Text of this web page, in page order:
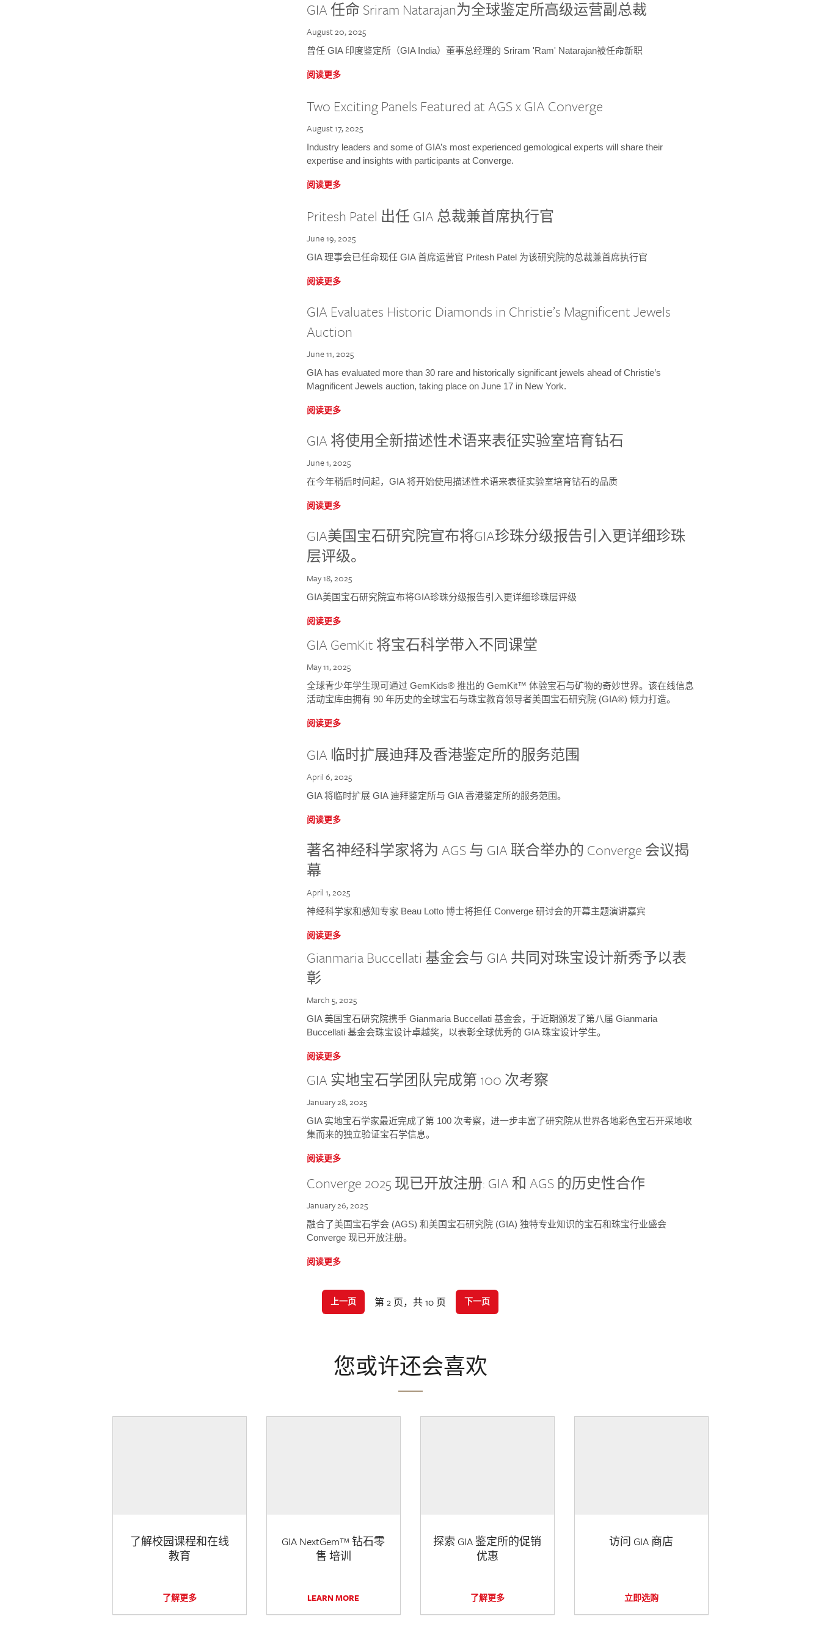
GIA 任命 Sriram Natarajan为全球鉴定所高级运营副总裁
August 20, 2025
曾任 GIA 印度鉴定所（GIA India）董事总经理的 Sriram 'Ram' Natarajan被任命新职
阅读更多
Two Exciting Panels Featured at AGS x GIA Converge
August 17, 2025
Industry leaders and some of GIA’s most experienced gemological experts will share their
expertise and insights with participants at Converge.
阅读更多
Pritesh Patel 出任 GIA 总裁兼首席执行官
June 19, 2025
GIA 理事会已任命现任 GIA 首席运营官 Pritesh Patel 为该研究院的总裁兼首席执行官
阅读更多
GIA Evaluates Historic Diamonds in Christie’s Magnificent Jewels
Auction
June 11, 2025
GIA has evaluated more than 30 rare and historically significant jewels ahead of Christie’s
Magnificent Jewels auction, taking place on June 17 in New York.
阅读更多
GIA 将使用全新描述性术语来表征实验室培育钻石
June 1, 2025
在今年稍后时间起，GIA 将开始使用描述性术语来表征实验室培育钻石的品质
阅读更多
GIA美国宝石研究院宣布将GIA珍珠分级报告引入更详细珍珠
层评级。
May 18, 2025
GIA美国宝石研究院宣布将GIA珍珠分级报告引入更详细珍珠层评级
阅读更多
GIA GemKit 将宝石科学带入不同课堂
May 11, 2025
全球青少年学生现可通过 GemKids® 推出的 GemKit™ 体验宝石与矿物的奇妙世界。该在线信息
活动宝库由拥有 90 年历史的全球宝石与珠宝教育领导者美国宝石研究院 (GIA®) 倾力打造。
阅读更多
GIA 临时扩展迪拜及香港鉴定所的服务范围
April 6, 2025
GIA 将临时扩展 GIA 迪拜鉴定所与 GIA 香港鉴定所的服务范围。
阅读更多
著名神经科学家将为 AGS 与 GIA 联合举办的 Converge 会议揭
幕
April 1, 2025
神经科学家和感知专家 Beau Lotto 博士将担任 Converge 研讨会的开幕主题演讲嘉宾
阅读更多
Gianmaria Buccellati 基金会与 GIA 共同对珠宝设计新秀予以表
彰
March 5, 2025
GIA 美国宝石研究院携手 Gianmaria Buccellati 基金会，于近期颁发了第八届 Gianmaria
Buccellati 基金会珠宝设计卓越奖，以表彰全球优秀的 GIA 珠宝设计学生。
阅读更多
GIA 实地宝石学团队完成第 100 次考察
January 28, 2025
GIA 实地宝石学家最近完成了第 100 次考察，进一步丰富了研究院从世界各地彩色宝石开采地收
集而来的独立验证宝石学信息。
阅读更多
Converge 2025 现已开放注册: GIA 和 AGS 的历史性合作
January 26, 2025
融合了美国宝石学会 (AGS) 和美国宝石研究院 (GIA) 独特专业知识的宝石和珠宝行业盛会
Converge 现已开放注册。
阅读更多
上一页 第 2 页，共 10 页 下一页
您或许还会喜欢
了解校园课程和在线
教育
了解更多
GIA NextGem™ 钻石零
售 培训
LEARN MORE
探索 GIA 鉴定所的促销
优惠
了解更多
访问 GIA 商店
立即选购